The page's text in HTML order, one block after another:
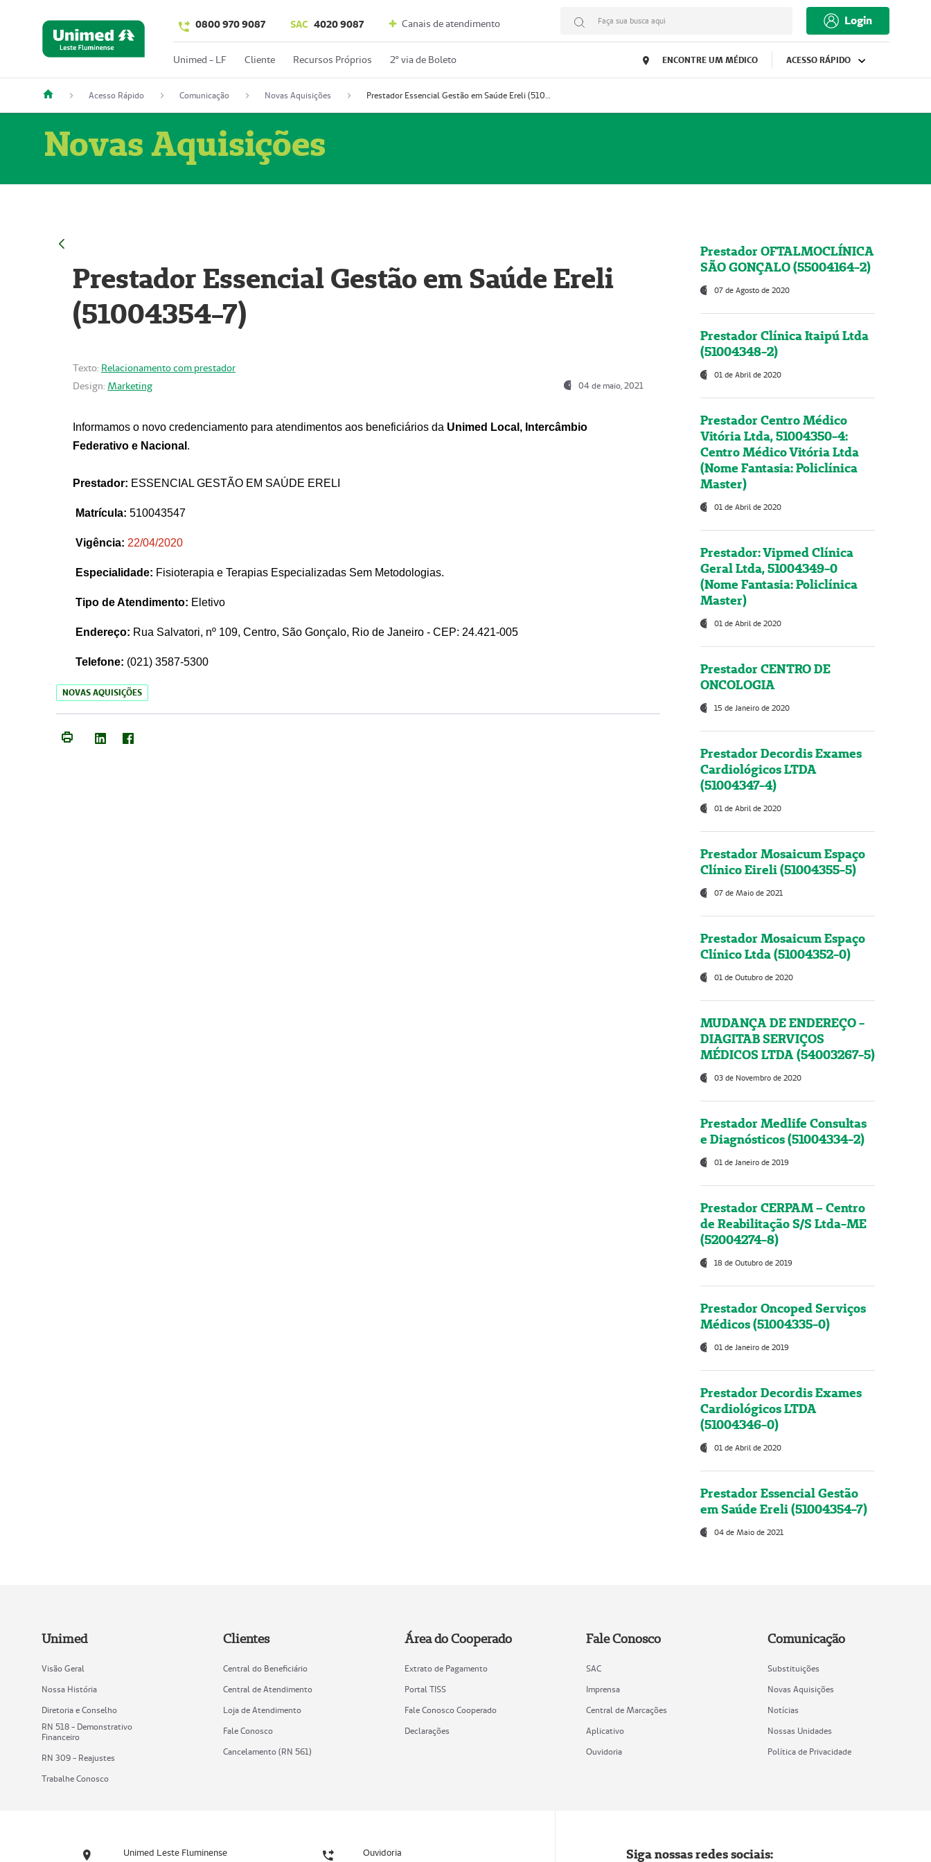
0800 970 9087 SAC 4020 9087 Canais de atendimento Faça sua busca aqui Login
Unimed - LF Cliente Recursos Próprios 2º via de Boleto ENCONTRE UM MÉDICO ACESSO RÁPIDO
Acesso Rápido Comunicação Novas Aquisições Prestador Essencial Gestão em Saúde Ereli (51004354-7)
Novas Aquisições
Prestador Essencial Gestão em Saúde Ereli
(51004354-7)
Texto: Relacionamento com prestador
Design: Marketing 04 de maio, 2021
Informamos o novo credenciamento para atendimentos aos beneficiários da Unimed Local, Intercâmbio
Federativo e Nacional .
Prestador: ESSENCIAL GESTÃO EM SAÚDE ERELI
Matrícula: 510043547
Vigência: 22/04/2020
Especialidade: Fisioterapia e Terapias Especializadas Sem Metodologias.
Tipo de Atendimento: Eletivo
Endereço: Rua Salvatori, nº 109, Centro, São Gonçalo, Rio de Janeiro - CEP: 24.421-005
Telefone: (021) 3587-5300
NOVAS AQUISIÇÕES
Prestador OFTALMOCLÍNICA
SÃO GONÇALO (55004164-2)
07 de Agosto de 2020
Prestador Clínica Itaipú Ltda
(51004348-2)
01 de Abril de 2020
Prestador Centro Médico
Vitória Ltda, 51004350-4:
Centro Médico Vitória Ltda
(Nome Fantasia: Policlínica
Master)
01 de Abril de 2020
Prestador: Vipmed Clínica
Geral Ltda, 51004349-0
(Nome Fantasia: Policlínica
Master)
01 de Abril de 2020
Prestador CENTRO DE
ONCOLOGIA
15 de Janeiro de 2020
Prestador Decordis Exames
Cardiológicos LTDA
(51004347-4)
01 de Abril de 2020
Prestador Mosaicum Espaço
Clínico Eireli (51004355-5)
07 de Maio de 2021
Prestador Mosaicum Espaço
Clínico Ltda (51004352-0)
01 de Outubro de 2020
MUDANÇA DE ENDEREÇO -
DIAGITAB SERVIÇOS
MÉDICOS LTDA (54003267-5)
03 de Novembro de 2020
Prestador Medlife Consultas
e Diagnósticos (51004334-2)
01 de Janeiro de 2019
Prestador CERPAM – Centro
de Reabilitação S/S Ltda-ME
(52004274-8)
18 de Outubro de 2019
Prestador Oncoped Serviços
Médicos (51004335-0)
01 de Janeiro de 2019
Prestador Decordis Exames
Cardiológicos LTDA
(51004346-0)
01 de Abril de 2020
Prestador Essencial Gestão
em Saúde Ereli (51004354-7)
04 de Maio de 2021
Unimed
Visão Geral
Nossa História
Diretoria e Conselho
RN 518 - Demonstrativo
Financeiro
RN 309 - Reajustes
Trabalhe Conosco
Clientes
Central do Beneficiário
Central de Atendimento
Loja de Atendimento
Fale Conosco
Cancelamento (RN 561)
Área do Cooperado
Extrato de Pagamento
Portal TISS
Fale Conosco Cooperado
Declarações
Fale Conosco
SAC
Imprensa
Central de Marcações
Aplicativo
Ouvidoria
Comunicação
Substituições
Novas Aquisições
Notícias
Nossas Unidades
Política de Privacidade
Unimed Leste Fluminense Ouvidoria Siga nossas redes sociais: